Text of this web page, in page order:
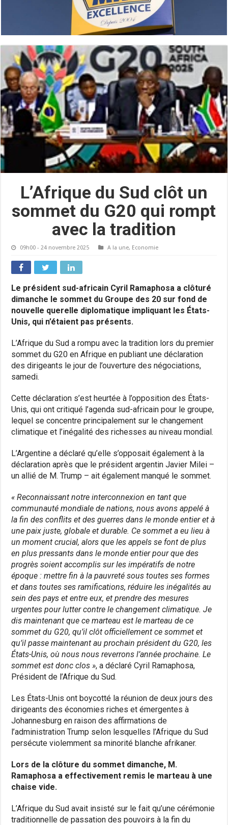
L’Afrique du Sud clôt un
sommet du G20 qui rompt
avec la tradition
09h00 - 24 novembre 2025 A la une, Economie
Le président sud-africain Cyril Ramaphosa a clôturé
dimanche le sommet du Groupe des 20 sur fond de
nouvelle querelle diplomatique impliquant les États-
Unis, qui n’étaient pas présents.
L’Afrique du Sud a rompu avec la tradition lors du premier
sommet du G20 en Afrique en publiant une déclaration
des dirigeants le jour de l’ouverture des négociations,
samedi.
Cette déclaration s’est heurtée à l’opposition des États-
Unis, qui ont critiqué l’agenda sud-africain pour le groupe,
lequel se concentre principalement sur le changement
climatique et l’inégalité des richesses au niveau mondial.
L’Argentine a déclaré qu’elle s’opposait également à la
déclaration après que le président argentin Javier Milei –
un allié de M. Trump – ait également manqué le sommet.
« Reconnaissant notre interconnexion en tant que
communauté mondiale de nations, nous avons appelé à
la fin des conflits et des guerres dans le monde entier et à
une paix juste, globale et durable. Ce sommet a eu lieu à
un moment crucial, alors que les appels se font de plus
en plus pressants dans le monde entier pour que des
progrès soient accomplis sur les impératifs de notre
époque : mettre fin à la pauvreté sous toutes ses formes
et dans toutes ses ramifications, réduire les inégalités au
sein des pays et entre eux, et prendre des mesures
urgentes pour lutter contre le changement climatique. Je
dis maintenant que ce marteau est le marteau de ce
sommet du G20, qu’il clôt officiellement ce sommet et
qu’il passe maintenant au prochain président du G20, les
États-Unis, où nous nous reverrons l’année prochaine. Le
sommet est donc clos », a déclaré Cyril Ramaphosa,
Président de l’Afrique du Sud.
Les États-Unis ont boycotté la réunion de deux jours des
dirigeants des économies riches et émergentes à
Johannesburg en raison des affirmations de
l’administration Trump selon lesquelles l’Afrique du Sud
persécute violemment sa minorité blanche afrikaner.
Lors de la clôture du sommet dimanche, M.
Ramaphosa a effectivement remis le marteau à une
chaise vide.
L’Afrique du Sud avait insisté sur le fait qu’une cérémonie
traditionnelle de passation des pouvoirs à la fin du